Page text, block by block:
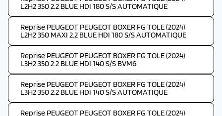
L2H2 350 2.2 BLUE HDI 180 S/S AUTOMATIQUE
Reprise PEUGEOT PEUGEOT BOXER FG TOLE (2024)
L2H2 350 MAXI 2.2 BLUE HDI 180 S/S AUTOMATIQUE
Reprise PEUGEOT PEUGEOT BOXER FG TOLE (2024)
L3H2 350 2.2 BLUE HDI 140 S/S BVM6
Reprise PEUGEOT PEUGEOT BOXER FG TOLE (2024)
L3H2 350 2.2 BLUE HDI 140 S/S AUTOMATIQUE
Reprise PEUGEOT PEUGEOT BOXER FG TOLE (2024)